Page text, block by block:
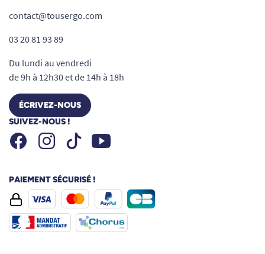
contact@tousergo.com
03 20 81 93 89
Du lundi au vendredi
de 9h à 12h30 et de 14h à 18h
ÉCRIVEZ-NOUS
SUIVEZ-NOUS !
FacebookInstagramTiktok Youtube
PAIEMENT SÉCURISÉ !